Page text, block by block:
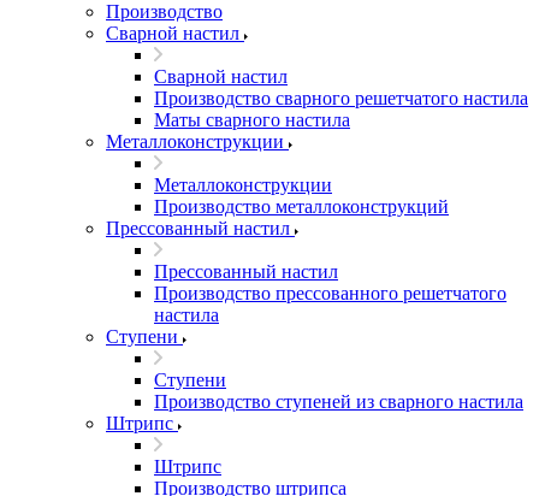
Производство
Сварной настил
Сварной настил
Производство сварного решетчатого настила
Маты сварного настила
Металлоконструкции
Металлоконструкции
Производство металлоконструкций
Прессованный настил
Прессованный настил
Производство прессованного решетчатого
настила
Ступени
Ступени
Производство ступеней из сварного настила
Штрипс
Штрипс
Производство штрипса